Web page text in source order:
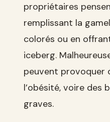
propriétaires
remplissant la
colorés ou en
iceberg.
peuvent provoquer
l’obésité, voire des
graves.